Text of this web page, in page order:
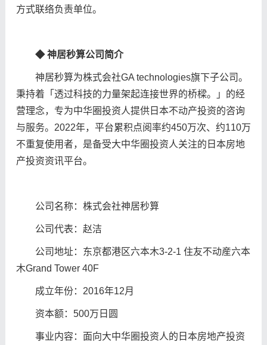
方式联络负责单位。
◆神居秒算公司简介
神居秒算为株式会社GA technologies旗下子公司。
秉持着「透过科技的力量架起连接世界的桥樑。」的经
营理念，专为中华圈投资人提供日本不动产投资的咨询
与服务。2022年，平台累积点阅率约450万次、约110万
不重复使用者，是备受大中华圈投资人关注的日本房地
产投资资讯平台。
公司名称：株式会社神居秒算
公司代表：赵洁
公司地址：东京都港区六本木3-2-1 住友不动産六本
木Grand Tower 40F
成立年份：2016年12月
资本额：500万日圆
事业内容：面向大中华圈投资人的日本房地产投资